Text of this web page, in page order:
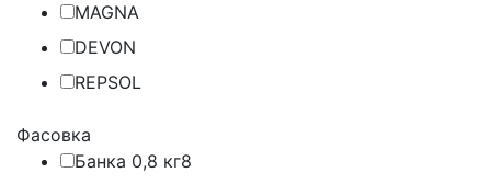
MAGNA
DEVON
REPSOL
Фасовка
Банка 0,8 кг8